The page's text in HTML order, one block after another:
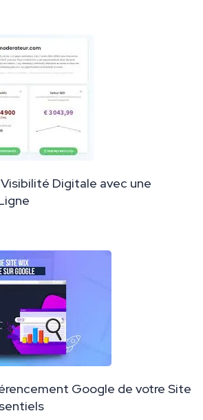
Digitale avec une
Google de votre Site